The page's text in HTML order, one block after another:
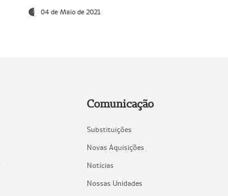
04 de Maio de 2021
Comunicação
Substituições
Novas Aquisições
Notícias
Nossas Unidades